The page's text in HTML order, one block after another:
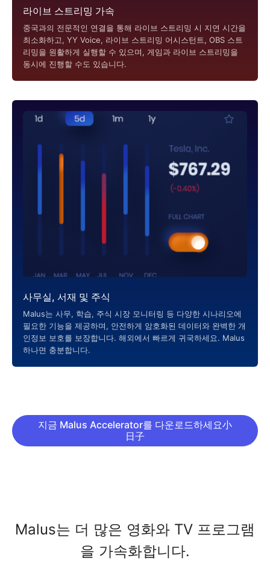
라이브 스트리밍 가속
중국과의 전문적인 연결을 통해 라이브 스트리밍 시 지연 시간을
최소화하고, YY Voice, 라이브 스트리밍 어시스턴트, OBS 스트
리밍을 원활하게 실행할 수 있으며, 게임과 라이브 스트리밍을
동시에 진행할 수도 있습니다.
사무실, 서재 및 주식
Malus는 사무, 학습, 주식 시장 모니터링 등 다양한 시나리오에
필요한 기능을 제공하며, 안전하게 암호화된 데이터와 완벽한 개
인정보 보호를 보장합니다. 해외에서 빠르게 귀국하세요. Malus
하나면 충분합니다.
지금 Malus Accelerator를 다운로드하세요小
日子
Malus는 더 많은 영화와 TV 프로그램
을 가속화합니다.